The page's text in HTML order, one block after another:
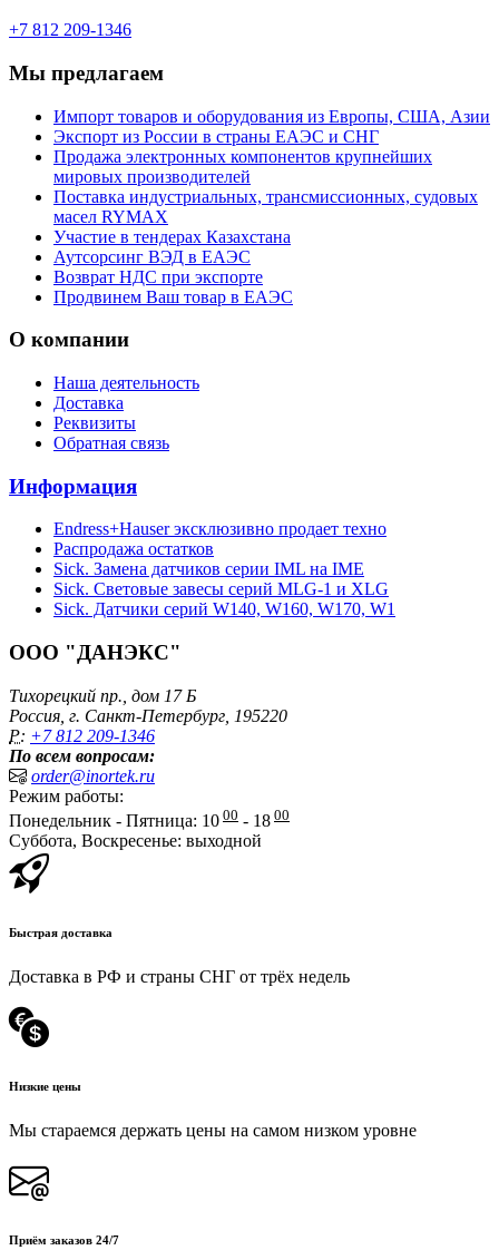
+7 812 209-1346
Мы предлагаем
Импорт товаров и оборудования из Европы, США, Азии
Экспорт из России в страны ЕАЭС и СНГ
Продажа электронных компонентов крупнейших
мировых производителей
Поставка индустриальных, трансмиссионных, судовых
масел RYMAX
Участие в тендерах Казахстана
Аутсорсинг ВЭД в ЕАЭС
Возврат НДС при экспорте
Продвинем Ваш товар в ЕАЭС
О компании
Наша деятельность
Доставка
Реквизиты
Обратная связь
Информация
Endress+Hauser эксклюзивно продает техно
Распродажа остатков
Sick. Замена датчиков серии IML на IME
Sick. Световые завесы серий MLG-1 и XLG
Sick. Датчики серий W140, W160, W170, W1
ООО "ДАНЭКС"
Тихорецкий пр., дом 17 Б
Россия, г. Санкт-Петербург, 195220
P: +7 812 209-1346
По всем вопросам:
order@inortek.ru
Режим работы:
Понедельник - Пятница: 10 00 - 18 00
Суббота, Воскресенье: выходной
Быстрая доставка
Доставка в РФ и страны СНГ от трёх недель
Низкие цены
Мы стараемся держать цены на самом низком уровне
Приём заказов 24/7